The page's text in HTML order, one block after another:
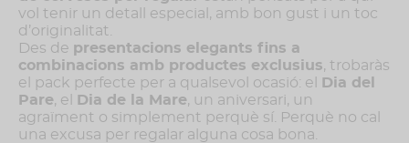
vol tenir un detall especial, amb bon gust i un toc
d’originalitat.
Des de presentacions elegants fins a
combinacions amb productes exclusius, trobaràs
el pack perfecte per a qualsevol ocasió: el
Dia del
Pare, el Dia de la Mare, un aniversari, un
agraïment o simplement perquè sí. Perquè no cal
una excusa per regalar alguna cosa bona.